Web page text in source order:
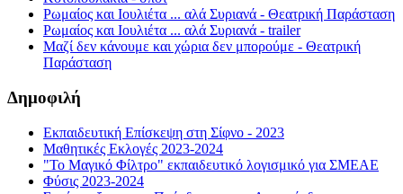
Ρωμαίος και Ιουλιέτα ... αλά Συριανά - Θεατρική Παράσταση
Ρωμαίος και Ιουλιέτα ... αλά Συριανά - trailer
Μαζί δεν κάνουμε και χώρια δεν μπορούμε - Θεατρική
Παράσταση
Δημοφιλή
Εκπαιδευτική Επίσκεψη στη Σίφνο - 2023
Μαθητικές Εκλογές 2023-2024
"Το Μαγικό Φίλτρο" εκπαιδευτικό λογισμικό για ΣΜΕΑΕ
Φύσις 2023-2024